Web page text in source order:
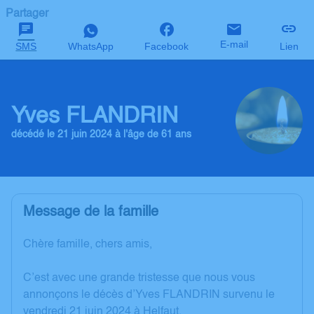
Partager
SMS WhatsApp Facebook E-mail Lien
Yves FLANDRIN
décédé le 21 juin 2024 à l'âge de 61 ans
Message de la famille
Chère famille, chers amis,
C’est avec une grande tristesse que nous vous
annonçons le décès d’Yves FLANDRIN survenu le